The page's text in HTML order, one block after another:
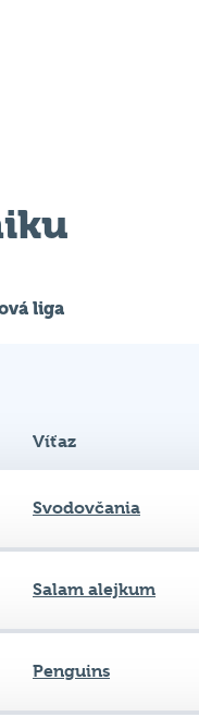
liga
Víťaz
Svodovčania
Salam alejkum
Penguins